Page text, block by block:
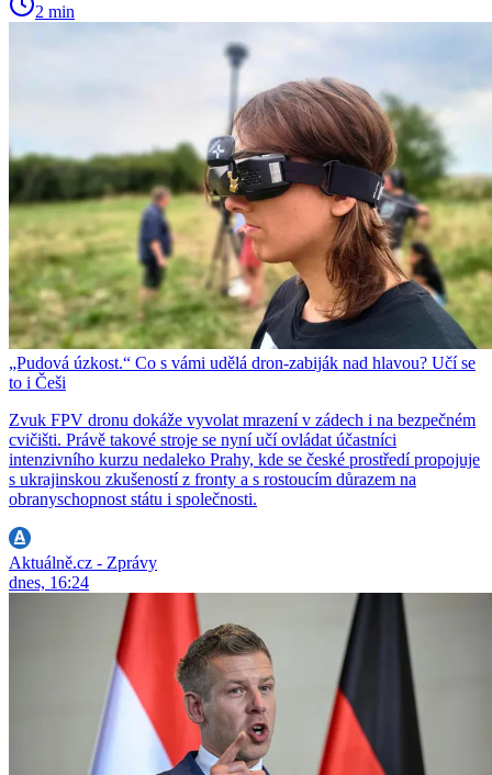
2 min
„Pudová úzkost.“ Co s vámi udělá dron-zabiják nad hlavou? Učí se
to i Češi
Zvuk FPV dronu dokáže vyvolat mrazení v zádech i na bezpečném
cvičišti. Právě takové stroje se nyní učí ovládat účastníci
intenzivního kurzu nedaleko Prahy, kde se české prostředí propojuje
s ukrajinskou zkušeností z fronty a s rostoucím důrazem na
obranyschopnost státu i společnosti.
Aktuálně.cz - Zprávy
dnes, 16:24